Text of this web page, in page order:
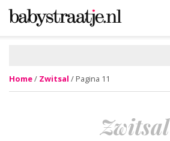
Home/ Zwitsal / Pagina 11
Zwitsal